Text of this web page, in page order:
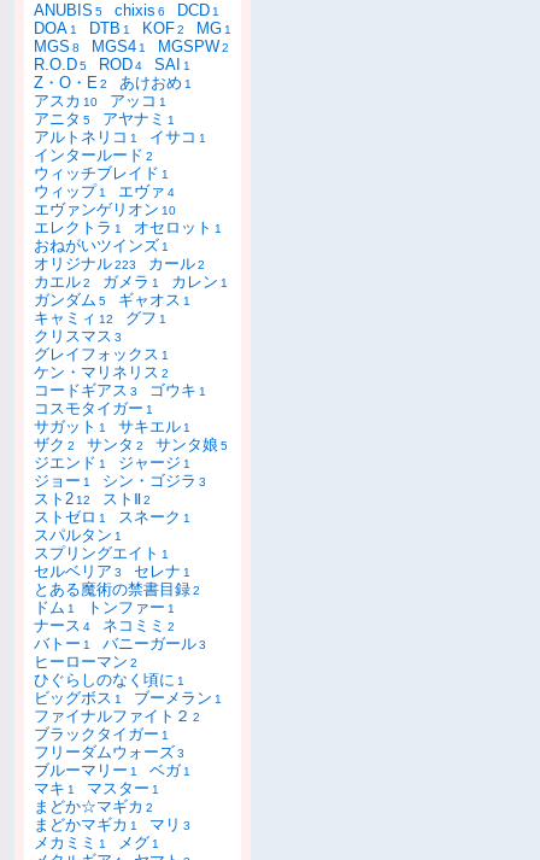
ANUBIS 5 chixis 6 DCD 1
DOA 1 DTB 1 KOF2 MG 1
MGS 8 MGS4 1 MGSPW2
R.O.D5 ROD4 SAI 1
Z・O・E2 あけおめ 1
アスカ 10 アッコ 1
アニタ 5 アヤナミ 1
アルトネリコ 1 イサコ 1
インタールード 2
ウィッチブレイド 1
ウィップ 1 エヴァ 4
エヴァンゲリオン 10
エレクトラ 1 オセロット 1
おねがいツインズ 1
オリジナル223 カール2
カエル2 ガメラ 1 カレン 1
ガンダム 5 ギャオス 1
キャミィ 12 グフ 1
クリスマス 3
グレイフォックス 1
ケン・マリネリス 2
コードギアス 3 ゴウキ 1
コスモタイガー 1
サガット 1 サキエル 1
ザク 2 サンタ 2 サンタ娘 5
ジエンド 1 ジャージ 1
ジョー 1 シン・ゴジラ 3
スト2 12 ストⅡ2
ストゼロ 1 スネーク 1
スパルタン 1
スプリングエイト 1
セルベリア 3 セレナ 1
とある魔術の禁書目録2
ドム 1 トンファー 1
ナース 4 ネコミミ 2
バトー 1 バニーガール3
ヒーローマン 2
ひぐらしのなく頃に 1
ビッグボス 1 ブーメラン 1
ファイナルファイト２ 2
ブラックタイガー 1
フリーダムウォーズ3
ブルーマリー 1 ベガ 1
マキ 1 マスター 1
まどか☆マギカ 2
まどかマギカ 1 マリ 3
メカミミ 1 メグ 1